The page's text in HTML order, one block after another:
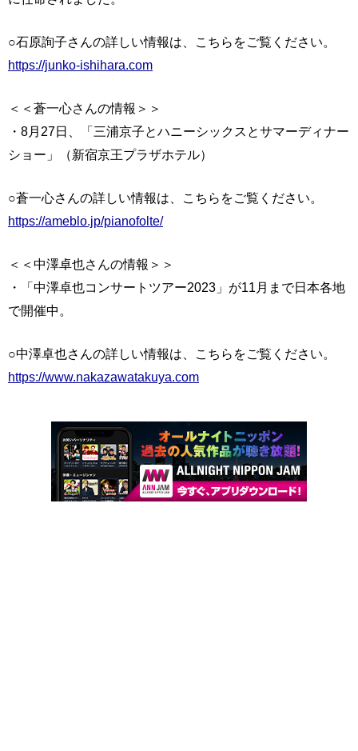
○石原詢子さんの詳しい情報は、こちらをご覧ください。
https://junko-ishihara.com
＜＜蒼一心さんの情報＞＞
・8月27日、「三浦京子とハニーシックスとサマーディナー
ショー」（新宿京王プラザホテル）
○蒼一心さんの詳しい情報は、こちらをご覧ください。
https://ameblo.jp/pianofolte/
＜＜中澤卓也さんの情報＞＞
・「中澤卓也コンサートツアー2023」が11月まで日本各地
で開催中。
○中澤卓也さんの詳しい情報は、こちらをご覧ください。
https://www.nakazawatakuya.com